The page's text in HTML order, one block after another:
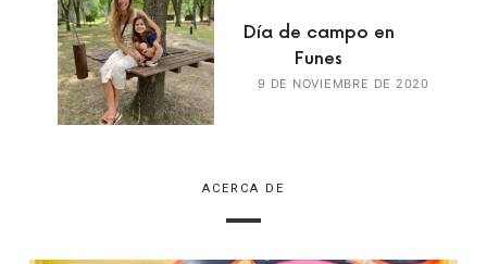
Día de campo en
Funes
9 DE NOVIEMBRE DE 2020
ACERCA DE